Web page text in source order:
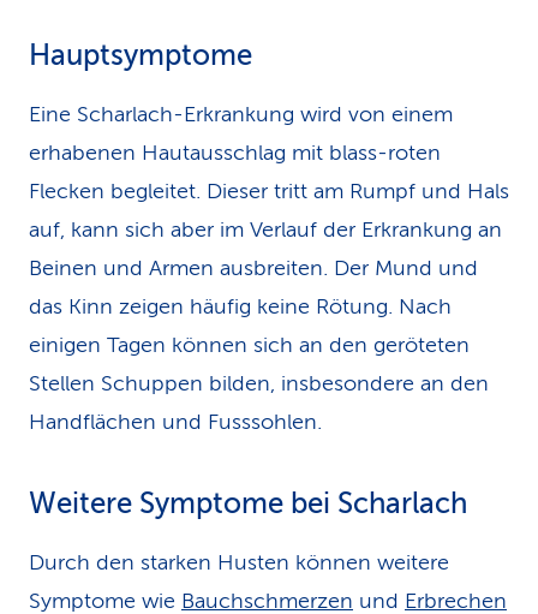
Hauptsymptome
Eine Scharlach-Erkrankung wird von einem
erhabenen Hautausschlag mit blass-roten
Flecken begleitet. Dieser tritt am Rumpf und Hals
auf, kann sich aber im Verlauf der Erkrankung an
Beinen und Armen ausbreiten. Der Mund und
das Kinn zeigen häufig keine Rötung. Nach
einigen Tagen können sich an den geröteten
Stellen Schuppen bilden, insbesondere an den
Handflächen und Fusssohlen.
Weitere Symptome bei Scharlach
Durch den starken Husten können weitere
Symptome wie Bauchschmerzen und Erbrechen